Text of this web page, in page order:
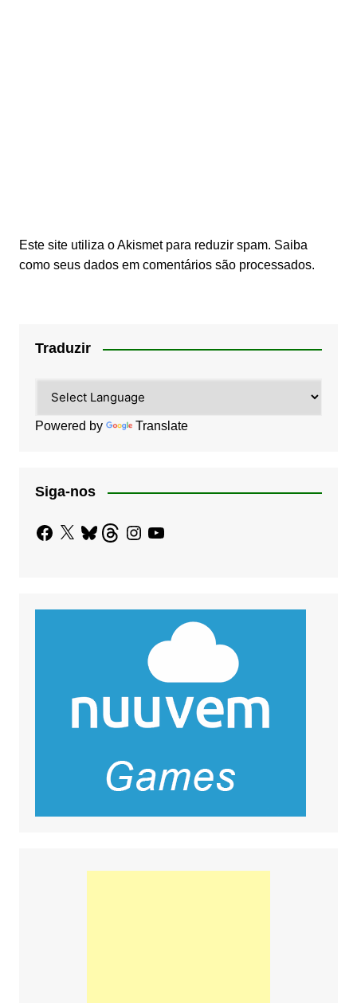
Este site utiliza o Akismet para reduzir spam. Saiba
como seus dados em comentários são processados.
Traduzir
Powered by Translate
Siga-nos
Facebook
X BlueskyThreadsInstagram
YouTube